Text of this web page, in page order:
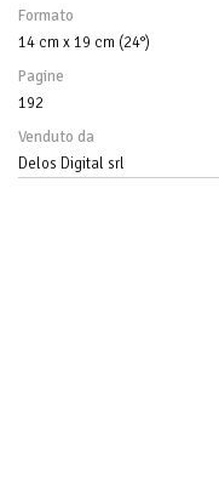
Formato
14 cm x 19 cm (24°)
Pagine
192
Venduto da
Delos Digital srl